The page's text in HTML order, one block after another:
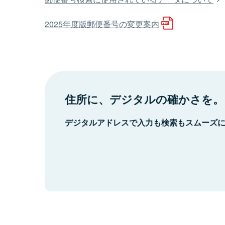
2025年度版郵便番号の変更案内
住所に、デジタルの確かさを。
デジタルアドレスで入力も検索もスムーズ